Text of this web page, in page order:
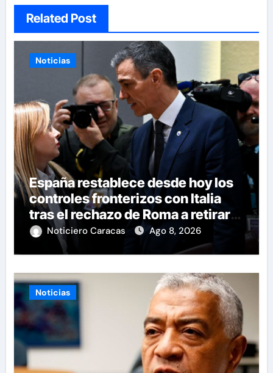
Related Post
Noticias
España restablece desde hoy los
controles fronterizos con Italia
tras el rechazo de Roma a retirar
las restricciones
Noticiero Caracas Ago 8, 2026
Noticias